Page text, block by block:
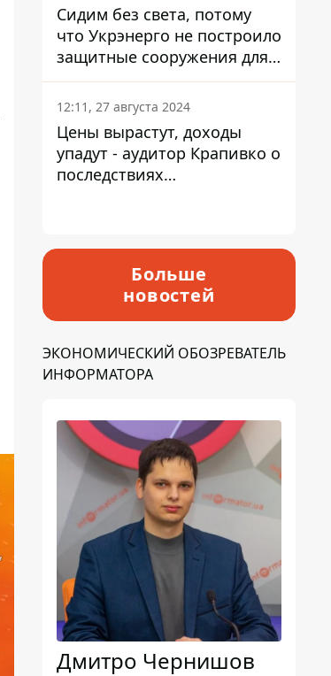
Сидим без света, потому
что Укрэнерго не построило
защитные сооружения для
энергетики - нардеп
Кучеренко
12:11, 27 августа 2024
Цены вырастут, доходы
упадут - аудитор Крапивко о
последствиях
Больше
новостей
ЭКОНОМИЧЕСКИЙ ОБОЗРЕВАТЕЛЬ
ИНФОРМАТОРА
Дмитро Чернишов